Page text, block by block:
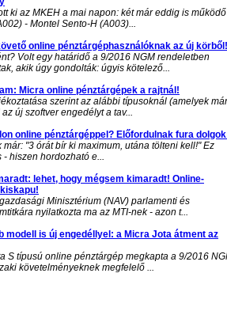
ki az MKEH a mai napon: két már eddig is működő
- Montel Sento-H (A003)...
online pénztárgéphasználóknak az új körből!
Volt egy határidő a 9/2016 NGM rendeletben
akik úgy gondolták: úgyis kötelező...
Micra online pénztárgépek a rajtnál!
szerint az alábbi típusoknál (amelyek már
új szoftver engedélyt a tav...
online pénztárgéppel? Előfordulnak fura
"3 órát bír ki maximum, utána tölteni kell!" Ez
hiszen hordozható e...
lehet, hogy mégsem kimaradt! Online-
Minisztérium (NAV) parlamenti és
nyilatkozta ma az MTI-nek - azon t...
modell is új engedéllyel: a Micra Jota átment az
S típusú online pénztárgép megkapta a 9/2016
követelményeknek megfelelő ...